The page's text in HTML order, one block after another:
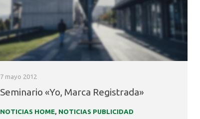
7 mayo 2012
Seminario «Yo, Marca Registrada»
NOTICIAS HOME, NOTICIAS PUBLICIDAD